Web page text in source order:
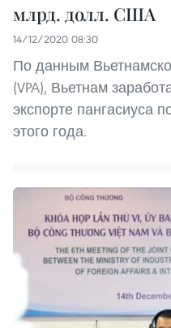
млрд. долл. США
14/12/2020 08:30
По данным
(VPA), Вьетнам
экспорте пангасиуса
этого года.